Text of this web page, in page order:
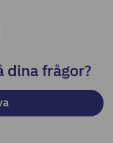
dina frågor?